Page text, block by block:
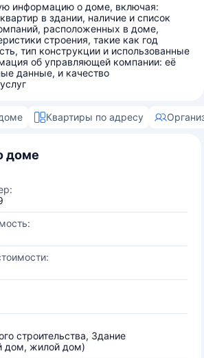
информацию о доме, включая:
в здании, наличие и список
расположенных в доме,
строения, такие как год
тип конструкции и использованные
об управляющей компании: её
данные, и качество
Квартиры по адресу
доме
строительства, Здание
дом, жилой дом)